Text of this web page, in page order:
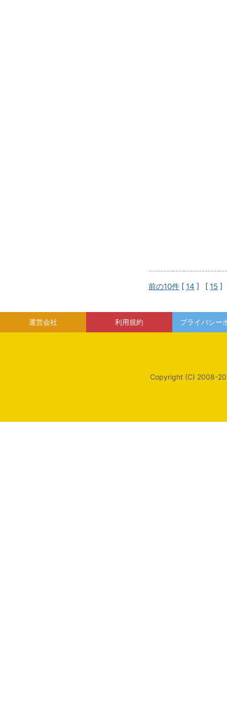
前の10件 [ 14 ] [ 15 ]
運営会社 利用規約 プライバシー
Copyright (C) 2008-